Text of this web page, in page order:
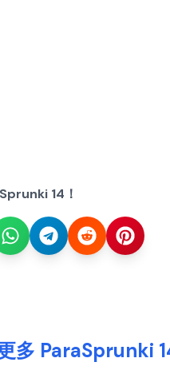
14！
多 ParaSprunki